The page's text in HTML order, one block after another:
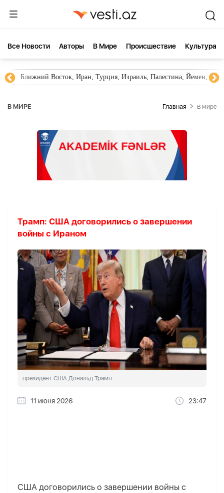
Все Новости Aвторы В Мире Происшествие Культура
Ближний Восток, Иран, Турция, Израиль, Палестина, Йемен,
В МИРЕ Главная В мире
Трамп: США договорились о завершении
войны с Ираном
президент США Дональд Трамп
11 июня 2026 23:47
США договорились о завершении войны с